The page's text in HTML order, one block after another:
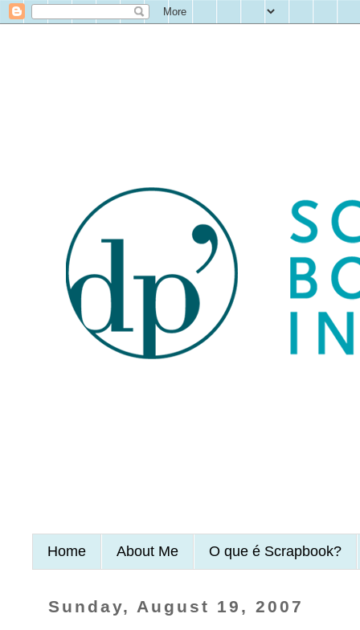
Home About Me O que é Scrapbook?
Sunday, August 19, 2007